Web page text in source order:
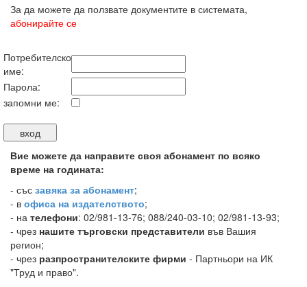
За да можете да ползвате документите в системата,
абонирайте се
Потребителско
име:
Парола:
запомни ме:
Вие можете да направите своя абонамент по всяко
време на годината:
- със завяка за абонамент;
- в офиса на издателството;
- на телефони: 02/981-13-76; 088/240-03-10; 02/981-13-93;
- чрез нашите търговски представители във Вашия
регион;
- чрез разпространителските фирми - Партньори на ИК
"Труд и право".